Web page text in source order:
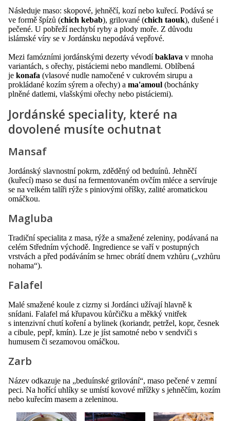
Následuje maso: skopové, jehněčí, kozí nebo kuřecí. Podává se
ve formě špízů (chich kebab), grilované (chich taouk), dušené i
pečené. U pobřeží nechybí ryby a plody moře. Z důvodu
islámské víry se v Jordánsku nepodává vepřové.
Mezi famózními jordánskými dezerty vévodíbaklava v mnoha
variantách, s ořechy, pistáciemi nebo mandlemi. Oblíbená
je konafa (vlasové nudle namočené v cukrovém sirupu a
prokládané kozím sýrem a ořechy) a ma'amoul (bochánky
plněné datlemi, vlašskými ořechy nebo pistáciemi).
Jordánské speciality, které na
dovolené musíte ochutnat
Mansaf
Jordánský slavnostní pokrm, zděděný od beduínů. Jehněčí
(kuřecí) maso se dusí na fermentovaném ovčím mléce a servíruje
se na velkém talíři rýže s piniovými oříšky, zalité aromatickou
omáčkou.
Magluba
Tradiční specialita z masa, rýže a smažené zeleniny, podávaná na
celém Středním východě. Ingredience se vaří v postupných
vrstvách a před podáváním se hrnec obrátí dnem vzhůru („vzhůru
nohama“).
Falafel
Malé smažené koule z cizrny si Jordánci užívají hlavně k
snídani. Falafel má křupavou kůrčičku a měkký vnitřek
s intenzivní chutí koření a bylinek (koriandr, petržel, kopr, česnek
a cibule, pepř, kmín). Lze je jíst samotné nebo v sendviči s
humusem či sezamovou omáčkou.
Zarb
Název odkazuje na „beduínské grilování“, maso pečené v zemní
peci. Na hořící uhlíky se umístí kovové mřížky s jehněčím, kozím
nebo kuřecím masem a zeleninou.